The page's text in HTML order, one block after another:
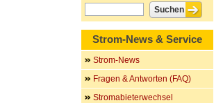
Strom-News & Service
Strom-News
Fragen & Antworten (FAQ)
Stromabieterwechsel